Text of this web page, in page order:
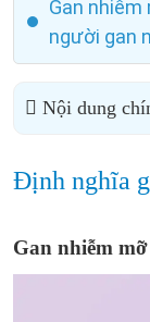
Gan nhiễm
người gan
Nội dung
Định nghĩa
Gan nhiễm